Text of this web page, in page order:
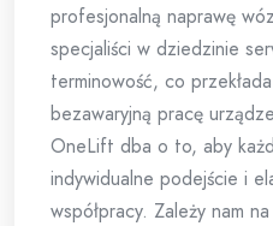
profesjonalną naprawę
specjaliści w dziedzinie
terminowość, co
bezawaryjną pracę
OneLift dba o to, aby
indywidualne podejście i
współpracy. Zależy nam